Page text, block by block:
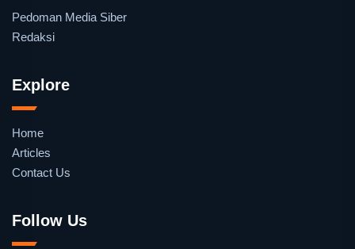
Pedoman Media Siber
Redaksi
Explore
Home
Articles
Contact Us
Follow Us